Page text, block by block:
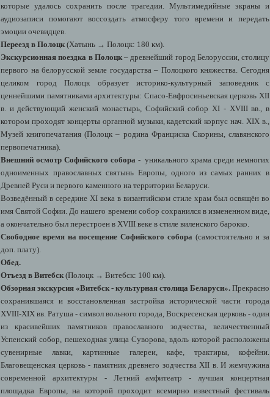
которые удалось сохранить после трагедии. Мультимедийные экраны и
аудиозаписи помогают воссоздать атмосферу того времени и передать
эмоции очевидцев.
Переезд в Полоцк (Хатынь → Полоцк: 180 км).
Экскурсионная поездка в Полоцк – древнейший город Белоруссии, столицу
первого на белорусской земле государства – Полоцкого княжества. Сегодня
целиком город
Полоцк
образует историко-культурный заповедник с
ценнейшими памятниками архитектуры: Спасо-Евфросиньевская церковь XII
в. и действующий женский монастырь, Софийский собор XI - XVIII вв., в
котором проходят концерты органной музыки, кадетский корпус нач. XIX в.,
Музей книгопечатания (Полоцк – родина Франциска Скорины, славянского
первопечатника).
Внешний осмотр Софийского собора - уникального храма среди немногих
одноименных православных святынь Европы, одного из самых ранних в
Древней Руси и первого каменного на территории Беларуси.
Возведённый в середине XI века в византийском стиле храм был освящён во
имяСвятой Софии . До нашего времени собор сохранился в измененном виде,
а окончательно был перестроен в XVIII веке в стиле виленского барокко.
Свободное время на посещение Софийского собора (самостоятельно и за
доп. плату).
Обед.
Отъезд в Витебск (Полоцк → Витебск: 100 км)
Обзорная экскурсия «Витебск - культурная столица Беларуси». Прекрасно
сохранившаяся и восстановленная застройка исторической части города
XVIII-XIX вв. Ратуша - символ вольного города, Воскресенская церковь - один
из красивейших памятников православного зодчества, величественный
Успенский собор, пешеходная улица Суворова, вдоль которой расположены
сувенирные лавки, картинные галереи, кафе, трактиры, кофейни.
Благовещенская церковь - памятник древнего зодчества XII в. И жемчужина
современной архитектуры - Летний амфитеатр - лучшая концертная
площадка Европы, на которой проходит всемирно известный фестиваль